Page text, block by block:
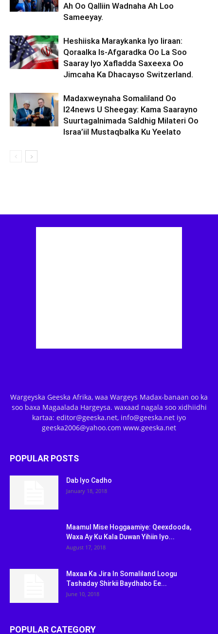
Ah Oo Qalliin Wadnaha Ah Loo
Sameeyay.
Heshiiska Maraykanka Iyo Iiraan:
Qoraalka Is-Afgaradka Oo La Soo
Saaray Iyo Xafladda Saxeexa Oo
Jimcaha Ka Dhacayso Switzerland.
Madaxweynaha Somaliland Oo
I24news U Sheegay: Kama Saarayno
Suurtagalnimada Saldhig Milateri Oo
Israa’iil Mustaqbalka Ku Yeelato
Wargeyska Geeska Afrika, waa Wargeys Madax-banaan oo ka
soo baxa Magaalada Hargeysa. waxaad nagala soo xidhiidhi
kartaa: editor@geeska.net, info@geeska.net iyo
geeska2006@yahoo.com www.geeska.net
POPULAR POSTS
Dab Iyo Cadho
January 18, 2018
Maamul Mise Hoggaamiye: Qeexdooda,
Waxa Ay Ku Kala Duwan Yihiin Iyo...
August 17, 2018
Maxaa Ka Jira In Somaliland Loogu
Tashaday Shirkii Baydhabo Ee...
June 10, 2018
POPULAR CATEGORY